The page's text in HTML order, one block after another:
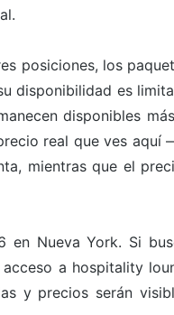
posiciones, los
disponibilidad es
disponibles
real que ves aquí
mientras que el
Nueva York. Si
a hospitality
y precios serán